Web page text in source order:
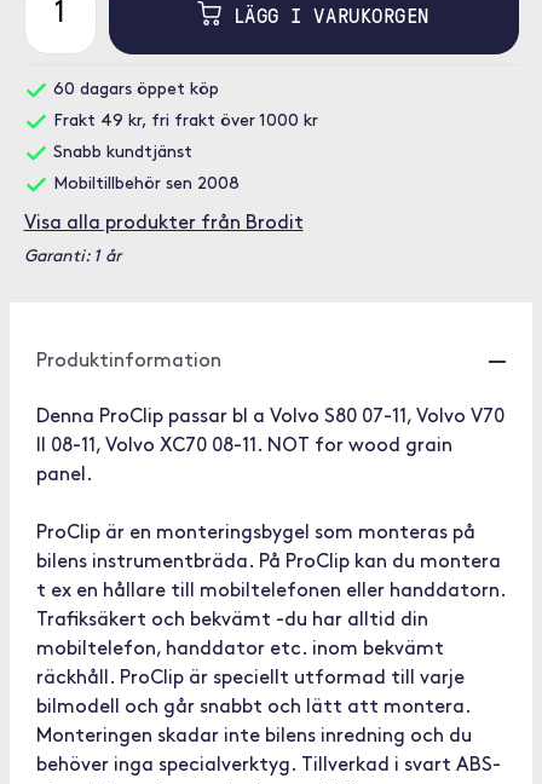
LÄGG I VARUKORGEN
60 dagars öppet köp
Frakt 49 kr, fri frakt över 1000 kr
Snabb kundtjänst
Mobiltillbehör sen 2008
Visa alla produkter från Brodit
Garanti: 1 år
Produktinformation
Denna ProClip passar bl a Volvo S80 07-11, Volvo V70
II 08-11, Volvo XC70 08-11. NOT for wood grain
panel.
ProClip är en monteringsbygel som monteras på
bilens instrumentbräda. På ProClip kan du montera
t ex en hållare till mobiltelefonen eller handdatorn.
Trafiksäkert och bekvämt -du har alltid din
mobiltelefon, handdator etc. inom bekvämt
räckhåll. ProClip är speciellt utformad till varje
bilmodell och går snabbt och lätt att montera.
Monteringen skadar inte bilens inredning och du
behöver inga specialverktyg. Tillverkad i svart ABS-